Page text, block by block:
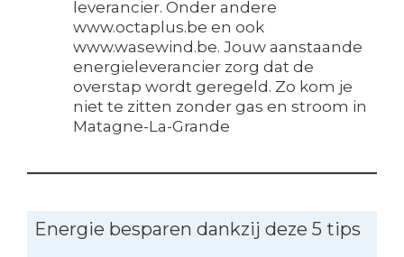
leverancier. Onder andere
www.octaplus.be en ook
www.wasewind.be. Jouw aanstaande
energieleverancier zorg dat de
overstap wordt geregeld. Zo kom je
niet te zitten zonder gas en stroom in
Matagne-La-Grande
Energie besparen dankzij deze 5 tips